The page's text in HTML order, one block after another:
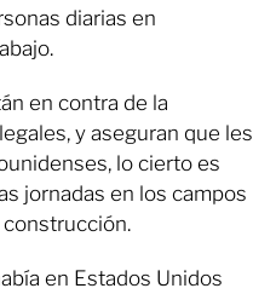
diarias en
en contra de la
y aseguran que les
lo cierto es
jornadas en los campos
en Estados Unidos